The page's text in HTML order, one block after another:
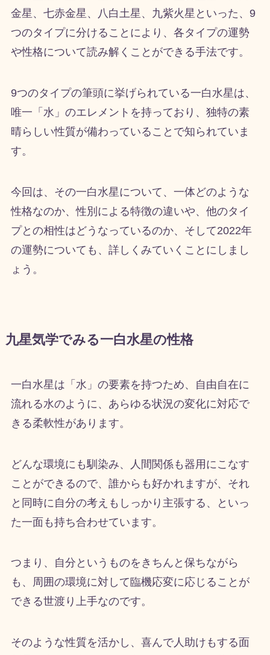
金星、七赤金星、八白土星、九紫火星といった、 9
つのタイプに分けることにより、各タイプの運勢
や性格について読み解くことができる手法です。
9つのタイプの筆頭に挙げられている一白水星は、
唯一「水」のエレメントを持っており、独特の素
晴らしい性質が備わっていることで知られていま
す。
今回は、その一白水星について、一体どのような
性格なのか、性別による特徴の違いや、他のタイ
プとの相性はどうなっているのか、そして2022年
の運勢についても、詳しくみていくことにしまし
ょう。
九星気学でみる一白水星の性格
一白水星は「水」の要素を持つため、自由自在に
流れる水のように、あらゆる状況の変化に対応で
きる柔軟性があります。
どんな環境にも馴染み、人間関係も器用にこなす
ことができるので、誰からも好かれますが、それ
と同時に自分の考えもしっかり主張する、といっ
た一面も持ち合わせています。
つまり、自分というものをきちんと保ちながら
も、周囲の環境に対して臨機応変に応じることが
できる世渡り上手なのです。
そのような性質を活かし、喜んで人助けもする面